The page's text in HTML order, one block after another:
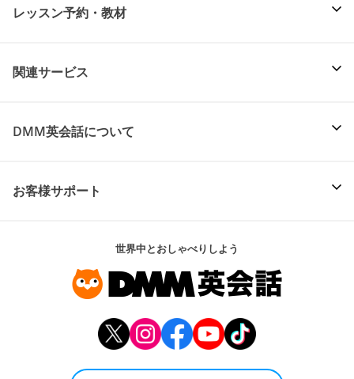
レッスン予約・教材
関連サービス
DMM英会話について
お客様サポート
世界中とおしゃべりしよう